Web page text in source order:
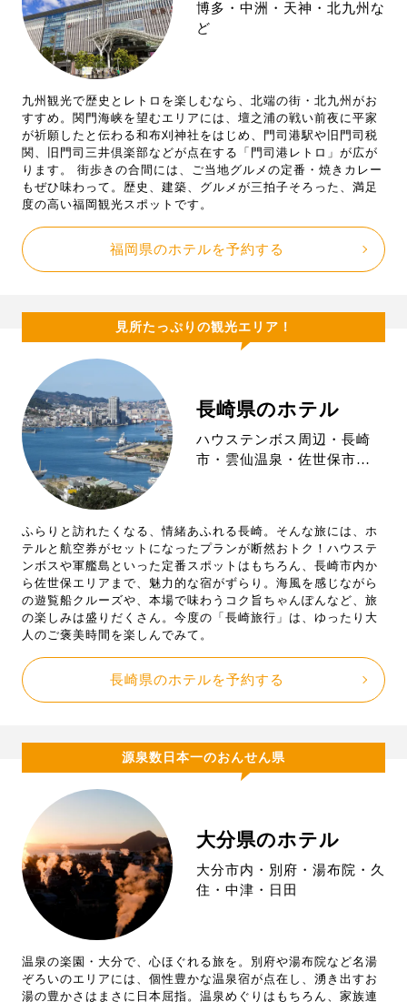
博多・中洲・天神・北九州な
ど
九州観光で歴史とレトロを楽しむなら、北端の街・北九州がお
すすめ。関門海峡を望むエリアには、壇之浦の戦い前夜に平家
が祈願したと伝わる和布刈神社をはじめ、門司港駅や旧門司税
関、旧門司三井倶楽部などが点在する「門司港レトロ」が広が
ります。 街歩きの合間には、ご当地グルメの定番・焼きカレー
もぜひ味わって。歴史、建築、グルメが三拍子そろった、満足
度の高い福岡観光スポットです。
福岡県のホテルを予約する
見所たっぷりの観光エリア！
長崎県のホテル
ハウステンボス周辺・長崎
市・雲仙温泉・佐世保市…
ふらりと訪れたくなる、情緒あふれる長崎。そんな旅には、ホ
テルと航空券がセットになったプランが断然おトク！ハウステ
ンボスや軍艦島といった定番スポットはもちろん、長崎市内か
ら佐世保エリアまで、魅力的な宿がずらり。海風を感じながら
の遊覧船クルーズや、本場で味わうコク旨ちゃんぽんなど、旅
の楽しみは盛りだくさん。今度の「長崎旅行」は、ゆったり大
人のご褒美時間を楽しんでみて。
長崎県のホテルを予約する
源泉数日本一のおんせん県
大分県のホテル
大分市内・別府・湯布院・久
住・中津・日田
温泉の楽園・大分で、心ほぐれる旅を。別府や湯布院など名湯
ぞろいのエリアには、個性豊かな温泉宿が点在し、湧き出すお
湯の豊かさはまさに日本屈指。温泉めぐりはもちろん、家族連